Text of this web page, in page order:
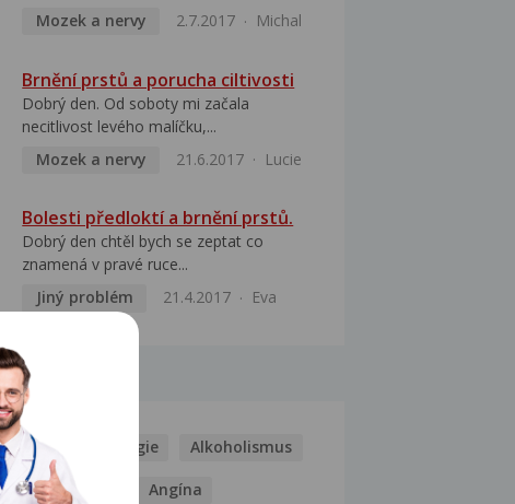
Mozek a nervy
2.7.2017 Michal
Brnění prstů a porucha ciltivosti
Dobrý den. Od soboty mi začala
necitlivost levého malíčku,...
Mozek a nervy
21.6.2017 Lucie
Bolesti předloktí a brnění prstů.
Dobrý den chtěl bych se zeptat co
znamená v pravé ruce...
Jiný problém
21.4.2017 Eva
NEMOCI
Kašel Alergie Alkoholismus
Analgetika Angína